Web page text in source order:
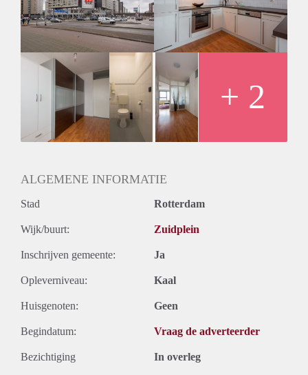
2,9 X Maandhuur Bruto
Huurtermijn
Onbepaalde termijn
Oplevering
Kaal
+ 2
ALGEMENE INFORMATIE
Stad Rotterdam
Wijk/buurt: Zuidplein
Inschrijven gemeente: Ja
Opleverniveau: Kaal
Huisgenoten: Geen
Begindatum: Vraag de adverteerder
Bezichtiging In overleg